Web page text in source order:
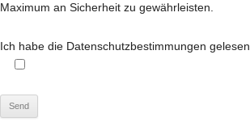
Maximum an Sicherheit zu gewährleisten.
Ich habe die Datenschutzbestimmungen gelesen